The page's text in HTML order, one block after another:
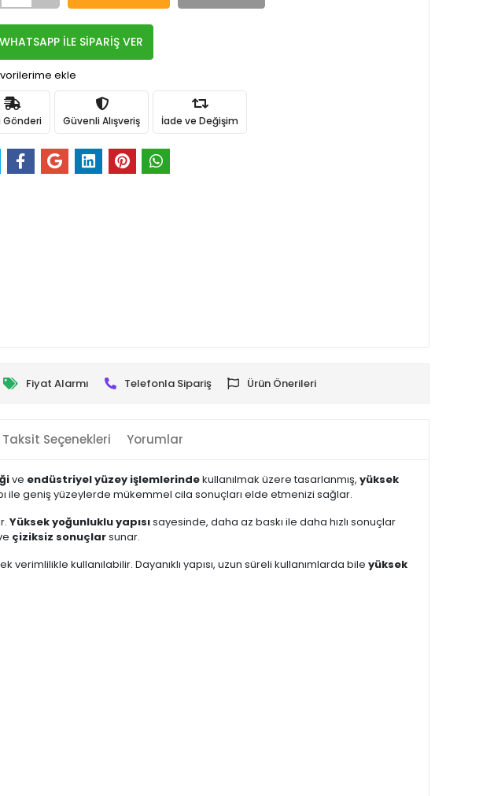
WHATSAPP İLE SİPARİŞ VER
ekle
Gönderi Güvenli Alışveriş İade ve Değişim
Fiyat Alarmı Telefonla Sipariş Ürün Önerileri
Taksit Seçenekleri Yorumlar
ve endüstriyel yüzey işlemlerindekullanılmak üzere tasarlanmış, yüksek
ile geniş yüzeylerde mükemmel cila sonuçları elde etmenizi sağlar.
Yüksek yoğunluklu yapısısayesinde, daha az baskı ile daha hızlı sonuçlar
çiziksiz sonuçlarsunar.
verimlilikle kullanılabilir. Dayanıklı yapısı, uzun süreli kullanımlarda bile yüksek